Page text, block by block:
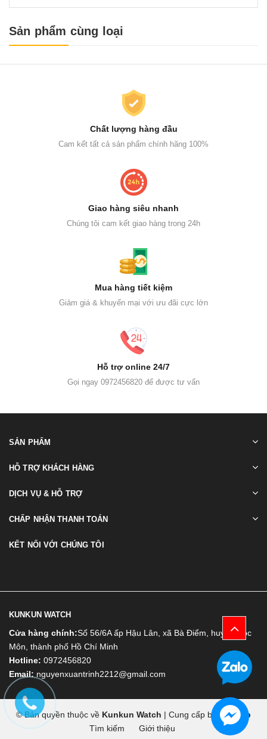
Sản phẩm cùng loại
Chất lượng hàng đầu
Cam kết tất cả sản phẩm chính hãng 100%
Giao hàng siêu nhanh
Chúng tôi cam kết giao hàng trong 24h
Mua hàng tiết kiệm
Giảm giá & khuyến mại với ưu đãi cực lớn
Hỗ trợ online 24/7
Gọi ngay 0972456820 để được tư vấn
SẢN PHẨM
HỖ TRỢ KHÁCH HÀNG
DỊCH VỤ & HỖ TRỢ
CHẤP NHẬN THANH TOÁN
KẾT NỐI VỚI CHÚNG TÔI
KUNKUN WATCH
Cửa hàng chính:Số 56/6A ấp Hậu Lân, xã Bà Điểm, huyện Hóc
Môn, thành phố Hồ Chí Minh
Hotline: 0972456820
Email: nguyenxuantrinh2212@gmail.com
© Bản quyền thuộc về Kunkun Watch | Cung cấp bởi Bizweb
Tìm kiếm
Giới thiệu